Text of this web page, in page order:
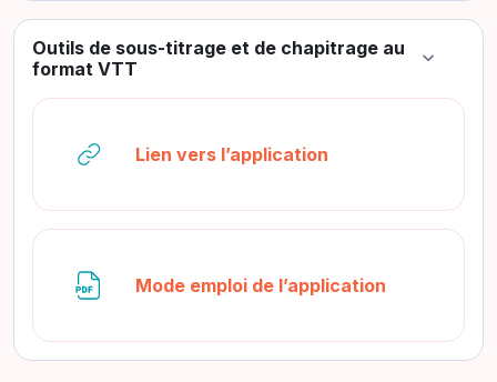
Outils de sous-titrage et de chapitrage au
format VTT
Свернуть
Lien vers l’application
Mode emploi de l’application